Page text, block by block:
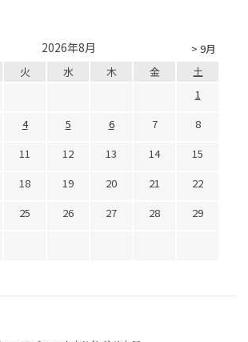
> 9月
2026年8月
火 水 木 金
土
1
4 5 6 7
8
11 12 13 14
15
18 19 20 21
22
25 26 27 28
29